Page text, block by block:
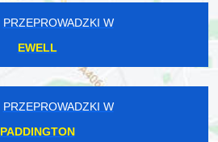
PRZEPROWADZKI W
EWELL
PRZEPROWADZKI W
PADDINGTON